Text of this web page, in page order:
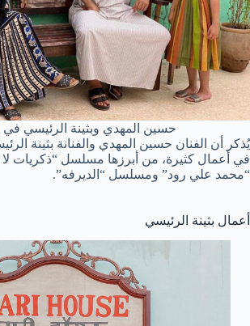
حسين المهدي وبثينة الرئيسي في
يُذكر أن الفنان حسين المهدي والفنانة بثينة
في أعمال كثيرة، من أبرزها مسلسل “ذكريات
“محمد علي رود” ومسلسل “الديرفه”.
أعمال بثينة الرئيسي